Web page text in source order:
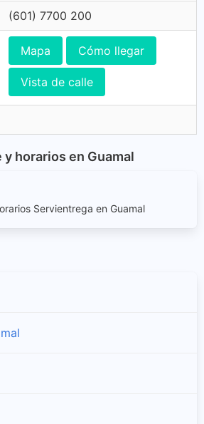
(601) 7700 200
Mapa Cómo llegar
Vista de calle
horarios en Guamal
Servientrega en Guamal